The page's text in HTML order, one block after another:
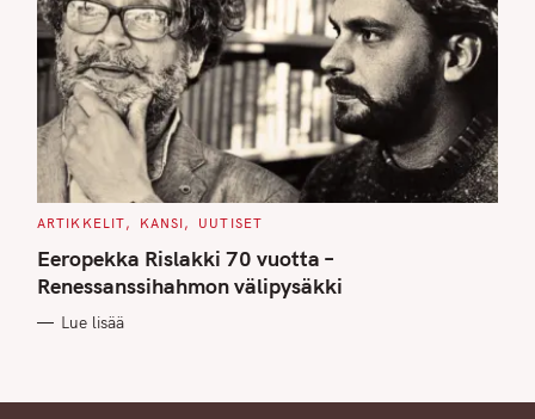
C
T
E
G
O
I
ARTIKKELIT KANSI UUTISET
Eeropekka Rislakki 70 vuotta –
Renessanssihahmon välipysäkki
Lue lisää